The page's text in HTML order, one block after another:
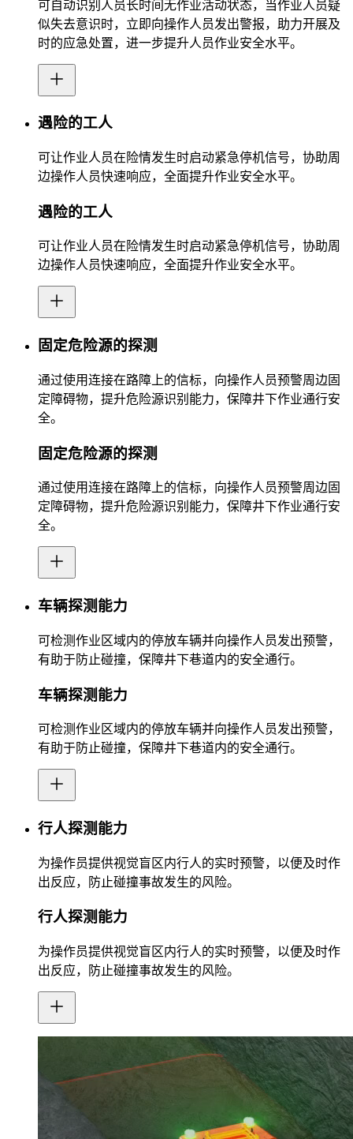
可自动识别人员长时间无作业活动状态，当作业人员疑
似失去意识时，立即向操作人员发出警报，助力开展及
时的应急处置，进一步提升人员作业安全水平。
遇险的工人
可让作业人员在险情发生时启动紧急停机信号，协助周
边操作人员快速响应，全面提升作业安全水平。
遇险的工人
可让作业人员在险情发生时启动紧急停机信号，协助周
边操作人员快速响应，全面提升作业安全水平。
固定危险源的探测
通过使用连接在路障上的信标，向操作人员预警周边固
定障碍物，提升危险源识别能力，保障井下作业通行安
全。
固定危险源的探测
通过使用连接在路障上的信标，向操作人员预警周边固
定障碍物，提升危险源识别能力，保障井下作业通行安
全。
车辆探测能力
可检测作业区域内的停放车辆并向操作人员发出预警，
有助于防止碰撞，保障井下巷道内的安全通行。
车辆探测能力
可检测作业区域内的停放车辆并向操作人员发出预警，
有助于防止碰撞，保障井下巷道内的安全通行。
行人探测能力
为操作员提供视觉盲区内行人的实时预警，以便及时作
出反应，防止碰撞事故发生的风险。
行人探测能力
为操作员提供视觉盲区内行人的实时预警，以便及时作
出反应，防止碰撞事故发生的风险。